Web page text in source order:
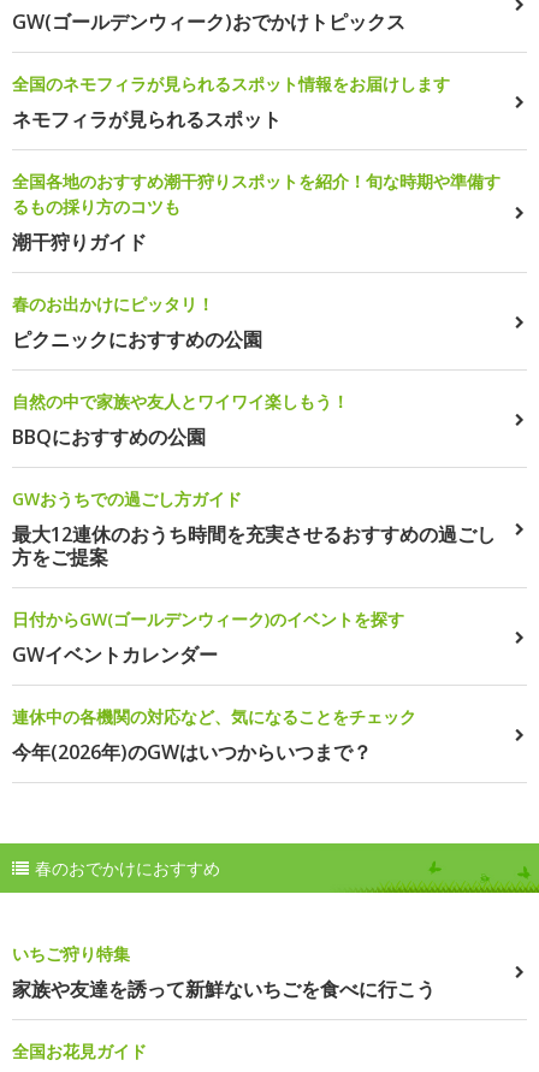
GW(ゴールデンウィーク)おでかけトピックス
全国のネモフィラが見られるスポット情報をお届けします
ネモフィラが見られるスポット
全国各地のおすすめ潮干狩りスポットを紹介！旬な時期や準備す
るもの採り方のコツも
潮干狩りガイド
春のお出かけにピッタリ！
ピクニックにおすすめの公園
自然の中で家族や友人とワイワイ楽しもう！
BBQにおすすめの公園
GWおうちでの過ごし方ガイド
最大12連休のおうち時間を充実させるおすすめの過ごし
方をご提案
日付からGW(ゴールデンウィーク)のイベントを探す
GWイベントカレンダー
連休中の各機関の対応など、気になることをチェック
今年(2026年)のGWはいつからいつまで？
春のおでかけにおすすめ
いちご狩り特集
家族や友達を誘って新鮮ないちごを食べに行こう
全国お花見ガイド